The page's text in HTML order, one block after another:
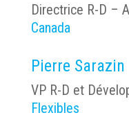
Directrice R-D –
Canada
Pierre Sarazin
VP R-D et
Flexibles